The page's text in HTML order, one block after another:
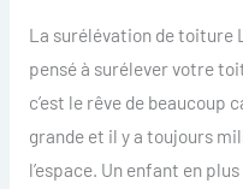
La surélévation de toiture
pensé à surélever votre
c’est le rêve de beaucoup
grande et il y a toujours
l’espace. Un enfant en
Plessis-
Trevise